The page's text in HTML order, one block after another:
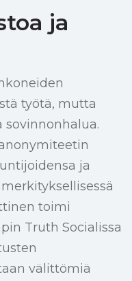
ja
työtä, mutta
sovinnonhalua.
ja
toimi
Truth Socialissa
välittömiä